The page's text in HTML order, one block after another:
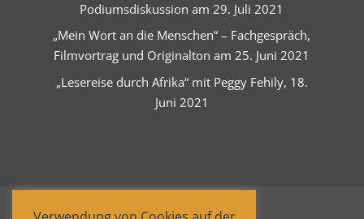
Podiumsdiskussion am 29. Juli 2021
„Mein Wort an die Menschen“ – Fachgespräch,
Filmvortrag und Originalton am 25. Juni 2021
„Lesereise durch Afrika“ mit Peggy Fehily, 18.
Juni 2021